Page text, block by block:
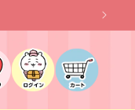
グ
イ
カ
ー
ト